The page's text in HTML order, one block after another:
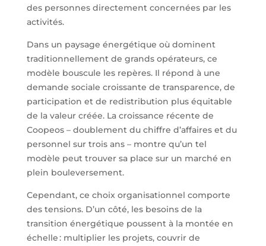
des personnes directement concernées par les
activités.
Dans un paysage énergétique où dominent
traditionnellement de grands opérateurs, ce
modèle bouscule les repères. Il répond à une
demande sociale croissante de transparence, de
participation et de redistribution plus équitable
de la valeur créée. La croissance récente de
Coopeos – doublement du chiffre d’affaires et du
personnel sur trois ans – montre qu’un tel
modèle peut trouver sa place sur un marché en
plein bouleversement.
Cependant, ce choix organisationnel comporte
des tensions. D’un côté, les besoins de la
transition énergétique poussent à la montée en
échelle : multiplier les projets, couvrir de